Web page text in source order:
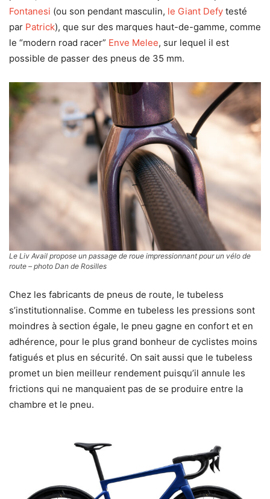
Fontanesi (ou son pendant masculin, le Giant Defy testé
par Patrick), que sur des marques haut-de-gamme, comme
le “modern road racer” Enve Melee, sur lequel il est
possible de passer des pneus de 35 mm.
Le Liv Avail propose un passage de roue impressionnant pour un vélo de
route – photo Dan de Rosilles
Chez les fabricants de pneus de route, le tubeless
s’institutionnalise. Comme en tubeless les pressions sont
moindres à section égale, le pneu gagne en confort et en
adhérence, pour le plus grand bonheur de cyclistes moins
fatigués et plus en sécurité. On sait aussi que le tubeless
promet un bien meilleur rendement puisqu’il annule les
frictions qui ne manquaient pas de se produire entre la
chambre et le pneu.